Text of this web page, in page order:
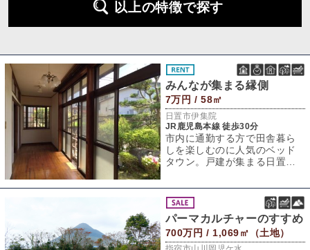
以上の特徴で探す
みんなが集まる縁側
7万円 / 58㎡
日置市伊集院
JR鹿児島本線 徒歩30分
市内に通勤する方で田舎暮ら
しを楽しむのに人気のベッド
タウン。戸建が集まる日置市
パーマカルチャーのすすめ
700万円 / 1,069㎡（土地）